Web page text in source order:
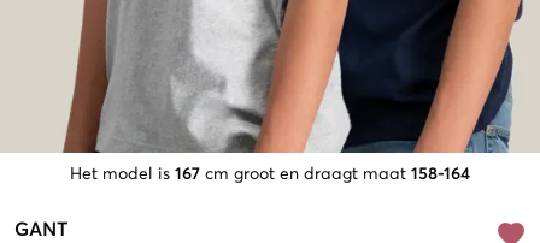
Het model is 167 cm groot en draagt maat 158-164
GANT